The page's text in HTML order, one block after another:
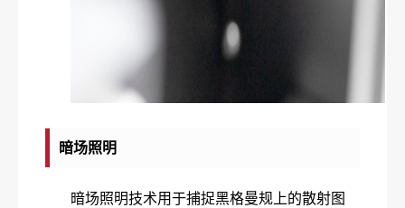
暗场照明
暗场照明技术用于捕捉黑格曼规上的散射图